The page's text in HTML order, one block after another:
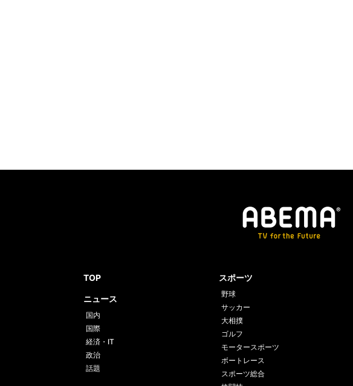
TOP
ニュース
国内
国際
経済・IT
政治
話題
スポーツ
野球
サッカー
大相撲
ゴルフ
モータースポーツ
ボートレース
スポーツ総合